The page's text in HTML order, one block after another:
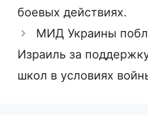
боевых действиях.
МИД Украины
Израиль за
школ в условиях